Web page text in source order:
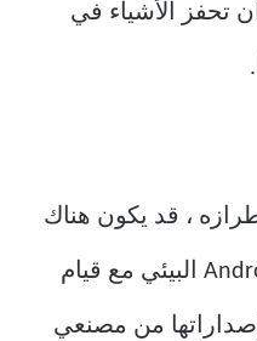
تحفز الأشياء في
، قد يكون هناك
تحديث متاح. يتنوع نظام Android البيئي مع قيام
من مصنعي